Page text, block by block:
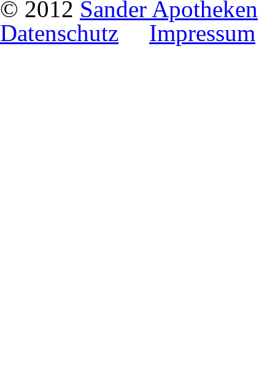
© 2012 Sander Apotheken
Datenschutz
Impressum